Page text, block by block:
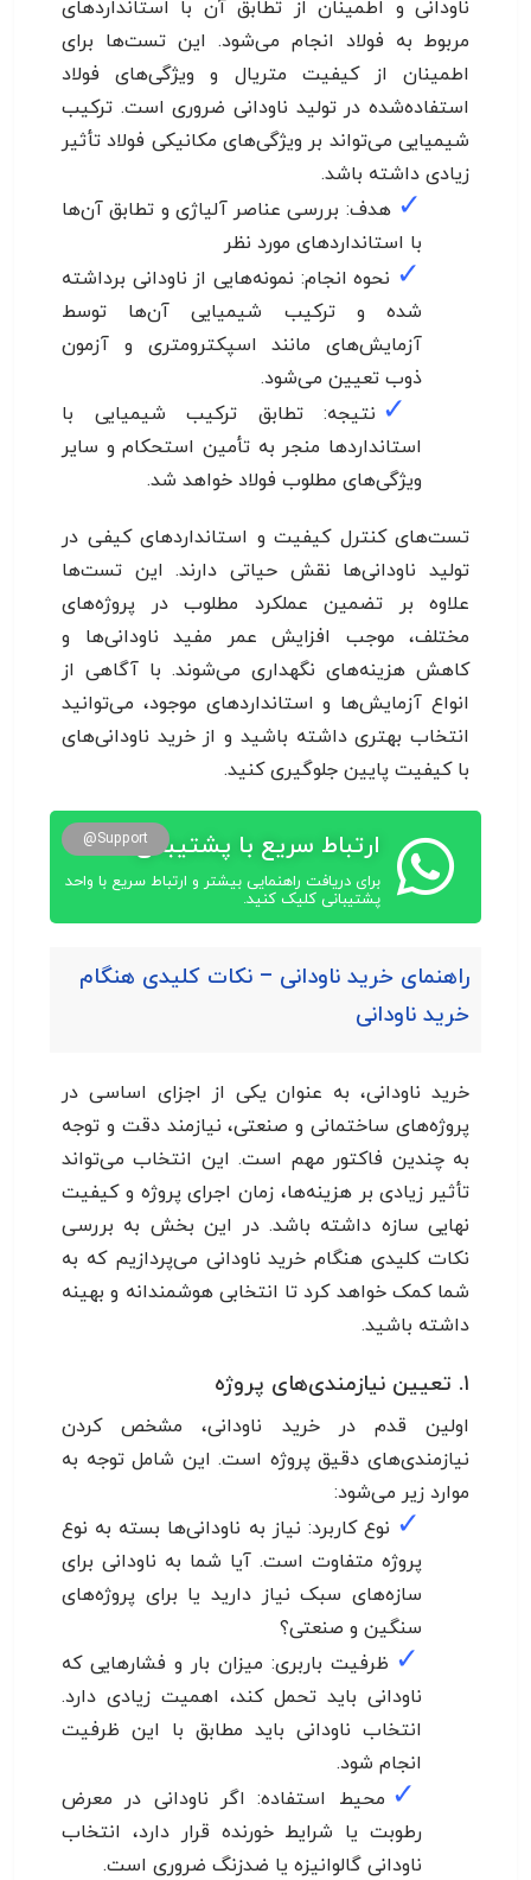
ناودانی و اطمینان از تطابق آن با استانداردهای
مربوط به فولاد انجام می‌شود. این تست‌ها برای
اطمینان از کیفیت متریال و ویژگی‌های فولاد
استفاده‌شده در تولید ناودانی ضروری است. ترکیب
شیمیایی می‌تواند بر ویژگی‌های مکانیکی فولاد تأثیر
زیادی داشته باشد.
✓ هدف: بررسی عناصر آلیاژی و تطابق آن‌ها
با استانداردهای مورد نظر
✓ نحوه انجام: نمونه‌هایی از ناودانی برداشته
شده و ترکیب شیمیایی آن‌ها توسط
آزمایش‌های مانند اسپکترومتری و آزمون
ذوب تعیین می‌شود.
✓ نتیجه: تطابق ترکیب شیمیایی با
استانداردها منجر به تأمین استحکام و سایر
ویژگی‌های مطلوب فولاد خواهد شد.
تست‌های کنترل کیفیت و استانداردهای کیفی در
تولید ناودانی‌ها نقش حیاتی دارند. این تست‌ها
علاوه بر تضمین عملکرد مطلوب در پروژه‌های
مختلف، موجب افزایش عمر مفید ناودانی‌ها و
کاهش هزینه‌های نگهداری می‌شوند. با آگاهی از
انواع آزمایش‌ها و استانداردهای موجود، می‌توانید
انتخاب بهتری داشته باشید و از خرید ناودانی‌های
با کیفیت پایین جلوگیری کنید.
Support@ارتباط سریع با پشتیبانی
برای دریافت راهنمایی بیشتر و ارتباط سریع با واحد
پشتیبانی کلیک کنید.
راهنمای خرید ناودانی – نکات کلیدی هنگام
خرید ناودانی
خرید ناودانی، به عنوان یکی از اجزای اساسی در
پروژه‌های ساختمانی و صنعتی، نیازمند دقت و توجه
به چندین فاکتور مهم است. این انتخاب می‌تواند
تأثیر زیادی بر هزینه‌ها، زمان اجرای پروژه و کیفیت
نهایی سازه داشته باشد. در این بخش به بررسی
نکات کلیدی هنگام خرید ناودانی می‌پردازیم که به
شما کمک خواهد کرد تا انتخابی هوشمندانه و بهینه
داشته باشید.
۱. تعیین نیازمندی‌های پروژه
اولین قدم در خرید ناودانی، مشخص کردن
نیازمندی‌های دقیق پروژه است. این شامل توجه به
موارد زیر می‌شود:
✓ نوع کاربرد: نیاز به ناودانی‌ها بسته به نوع
پروژه متفاوت است. آیا شما به ناودانی برای
سازه‌های سبک نیاز دارید یا برای پروژه‌های
سنگین و صنعتی؟
✓ ظرفیت باربری: میزان بار و فشارهایی که
ناودانی باید تحمل کند، اهمیت زیادی دارد.
انتخاب ناودانی باید مطابق با این ظرفیت
انجام شود.
✓ محیط استفاده: اگر ناودانی در معرض
رطوبت یا شرایط خورنده قرار دارد، انتخاب
ناودانی گالوانیزه یا ضدزنگ ضروری است.